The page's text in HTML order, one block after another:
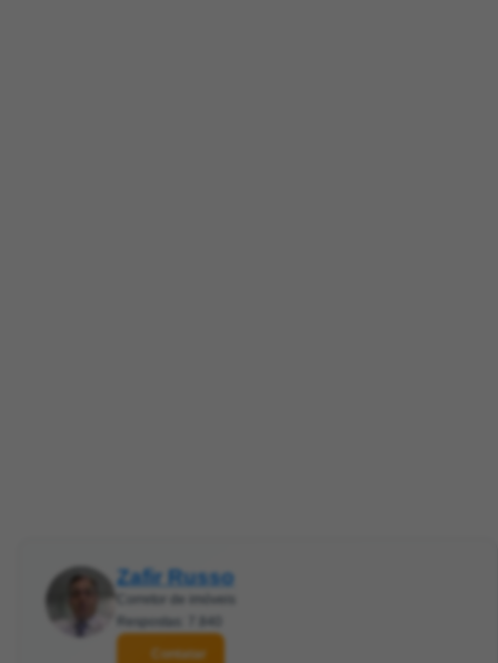
Zafir Russo
Corretor de imóveis
Respostas: 7.840
Contatar